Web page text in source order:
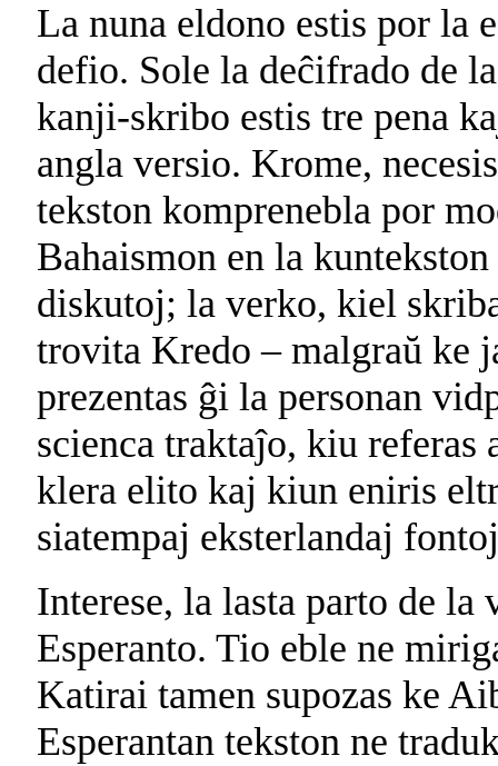
La nuna eldono estis por la
defio. Sole la deĉifrado de
kanji-skribo estis tre pena
angla versio. Krome,
tekston komprenebla por
Bahaismon en la
diskutoj; la verko, kiel
trovita Kredo – malgraŭ ke
prezentas ĝi la personan
scienca traktaĵo, kiu referas
klera elito kaj kiun eniris
siatempaj eksterlandaj
Interese, la lasta parto de
Esperanto. Tio eble ne
Katirai tamen supozas ke
Esperantan tekston ne